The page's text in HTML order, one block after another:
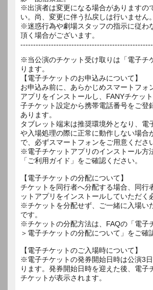
※出演者は変更になる場合がありますの
い。尚、変更に伴う払戻しは行いません。
※迷惑行為や劇場スタッフの指示に従わ
頂く場合がございます。
※当公演のチケット受け取りは「電子チ
ります。
【電子チケットのお申込みについて】
お申込み前に、あらかじめスマートフォ
アプリをインストールし、FANYチケッ
子チケット設定から携帯電話番号をご登
あります。
タブレット端末は推奨環境外となり、電
や入場処理の際に正常に動作しない場合
で、必ずスマートフォンをご用意くださ
※電子チケットアプリのインストール方
「ご利用ガイド」をご確認ください。
【電子チケットの分配について】
チケットを同行者へ分配する場合、同行
ットアプリをインストールしていただく
※チケットを分配せず、ご一緒に入場い
です。
※チケットの分配方法は、FAQの「電子
＞電子チケットの分配について」をご確
【電子チケットのご入場時について】
※電子チケットの発券開始日時は公演3
ります。発券開始日時を迎えた後、電子
チケットが表示されます。